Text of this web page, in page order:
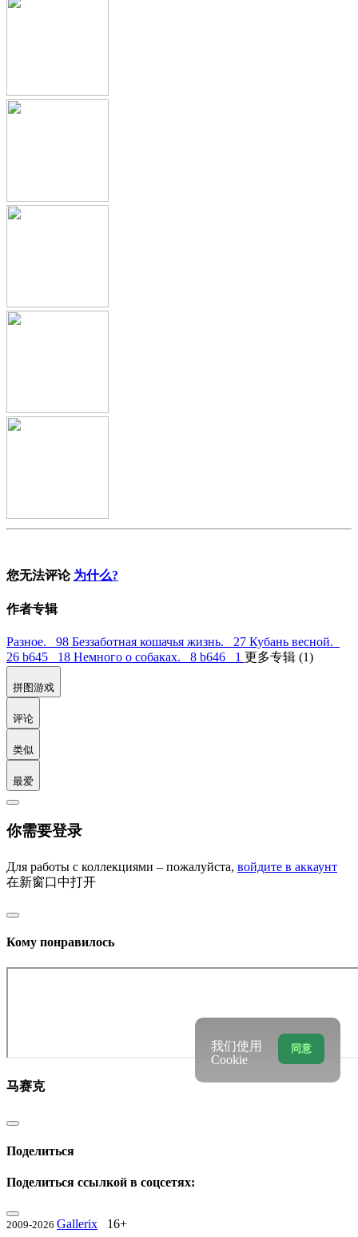
您无法评论 为什么?
作者专辑
Разное. 98 Беззаботная кошачья жизнь. 27 Кубань весной.
26 b645 18 Немного о собаках. 8 b646 1 更多专辑 (1)
拼图游戏
评论
类似
最爱
你需要登录
Для работы с коллекциями – пожалуйста, войдите в аккаунт
在新窗口中打开
Кому понравилось
马赛克
Поделиться
Поделиться ссылкой в соцсетях:
2009-2026 Gallerix 16+
同意
我们使用
Cookie